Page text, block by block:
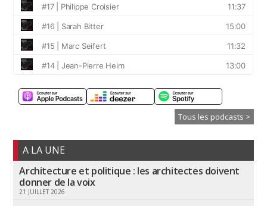
Tous les podcasts >
A LA UNE
Architecture et politique : les architectes doivent
donner de la voix
21 JUILLET 2026